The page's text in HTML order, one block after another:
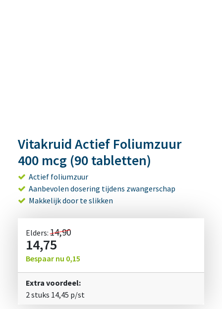
Vitakruid Actief Foliumzuur
400 mcg (90 tabletten)
Actief foliumzuur
Aanbevolen dosering tijdens zwangerschap
Makkelijk door te slikken
Elders:14,90
14,75
Bespaar nu 0,15
Extra voordeel:
2 stuks 14,45 p/st